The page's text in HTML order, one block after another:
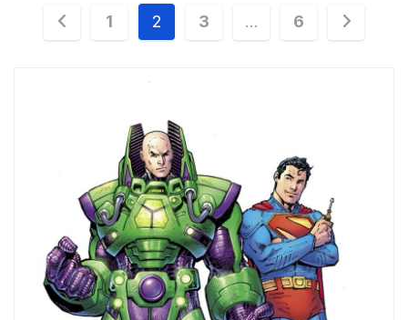
Paginación
1 2 3 … 6